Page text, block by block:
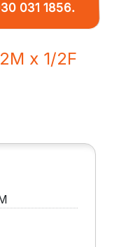
031 1856.
x 1/2F